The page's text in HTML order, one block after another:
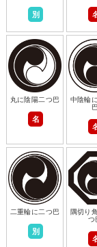
別
丸に陰陽二つ巴
名
中陰輪
二重輪に二つ巴
別
隅切り
つ